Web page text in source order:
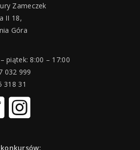
Zameczek
II 18,
Góra
piątek: 8:00 – 17:00
032 999
318 31